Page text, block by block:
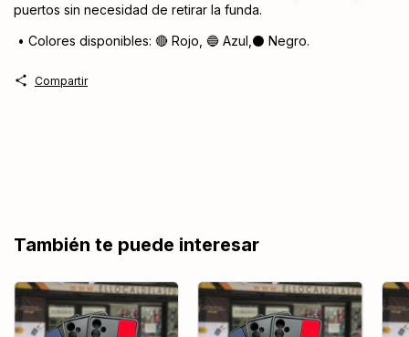
puertos sin necesidad de retirar la funda.
• Colores disponibles: 🔴 Rojo, 🔵 Azul,⚫ Negro.
Compartir
También te puede interesar